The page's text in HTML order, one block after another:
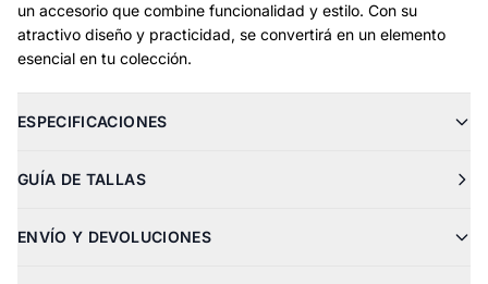
un accesorio que combine funcionalidad y estilo. Con su
atractivo diseño y practicidad, se convertirá en un elemento
esencial en tu colección.
ESPECIFICACIONES
GUÍA DE TALLAS
ENVÍO Y DEVOLUCIONES